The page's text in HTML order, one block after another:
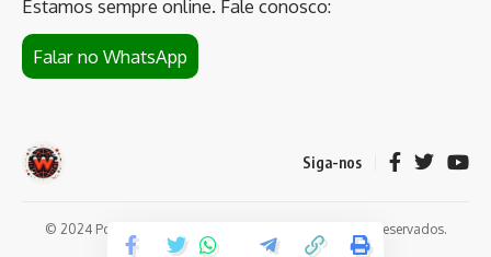
Estamos sempre online. Fale conosco:
Falar no WhatsApp
Siga-nos
© 2024 Portal de notícias Web Flush. Todos os direitos reservados.
Conheça
Bet da Sorte.